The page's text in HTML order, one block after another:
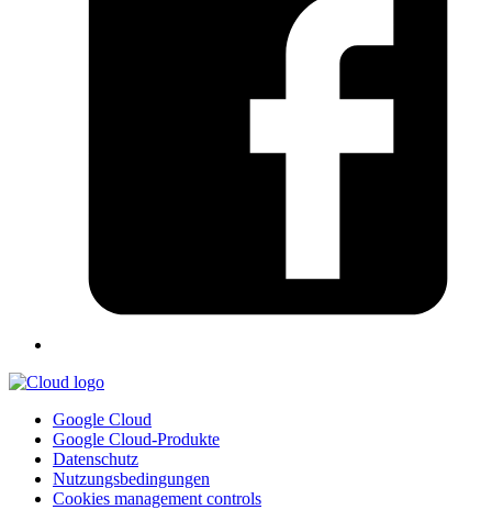
Google Cloud
Google Cloud-Produkte
Datenschutz
Nutzungsbedingungen
Cookies management controls